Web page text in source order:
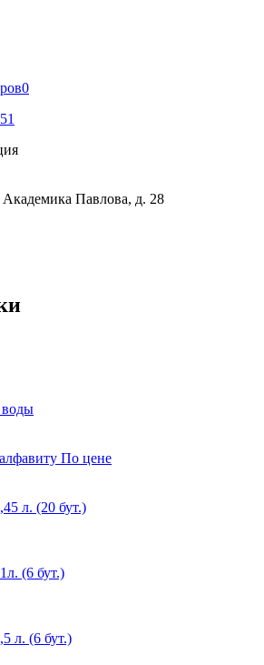
0
Академика Павлова, д. 28
По цене
л. (20 бут.)
(6 бут.)
л. (6 бут.)